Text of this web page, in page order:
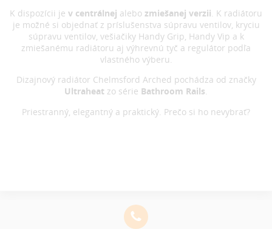
K dispozícii je v centrálnej alebo zmiešanej verzii. K radiátoru
je možné si objednať z príslušenstva súpravu ventilov, kryciu
súpravu ventilov, vešiačiky Handy Grip, Handy Vip a k
zmiešanému radiátoru aj výhrevnú tyč a regulátor podľa
vlastného výberu.
Dizajnový radiátor Chelmsford Arched pochádza od značky
Ultraheat zo série Bathroom Rails.
Priestranný, elegantný a praktický. Prečo si ho nevybrať?